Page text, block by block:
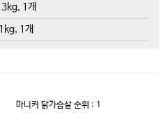
3kg, 1개
1개
마니커 닭가슴살 순위 : 1